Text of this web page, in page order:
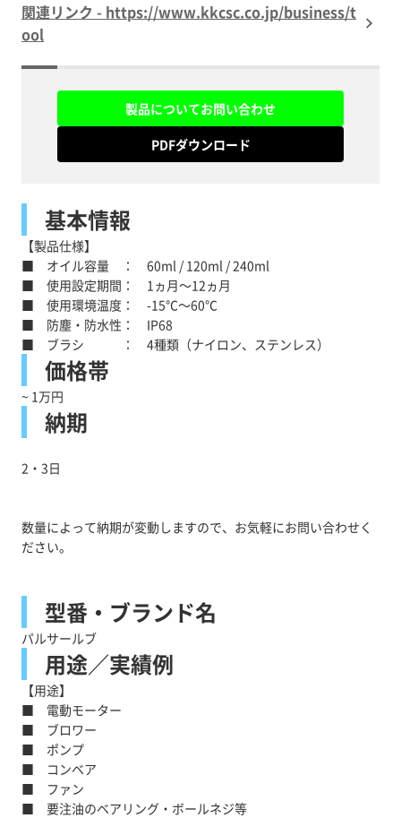
関連リンク - https://www.kkcsc.co.jp/business/t
ool
製品についてお問い合わせ
PDFダウンロード
基本情報
【製品仕様】
■ オイル容量 ： 60ml / 120ml / 240ml
■ 使用設定期間： 1ヵ月～12ヵ月
■ 使用環境温度： -15℃～60℃
■ 防塵・防水性： IP68
■ ブラシ ： 4種類（ナイロン、ステンレス）
価格帯
~ 1万円
納期
2・3日
数量によって納期が変動しますので、お気軽にお問い合わせく
ださい。
型番・ブランド名
パルサールブ
用途／実績例
【用途】
■ 電動モーター
■ ブロワー
■ ポンプ
■ コンベア
■ ファン
■ 要注油のベアリング・ボールネジ等